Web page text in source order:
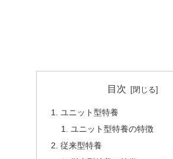
目次
ユニット型特養
ユニット型特養の特徴
従来型特養